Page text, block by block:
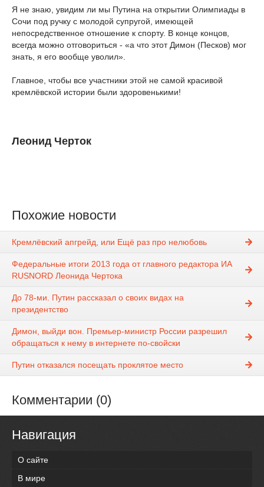
Я не знаю, увидим ли мы Путина на открытии Олимпиады в
Сочи под ручку с молодой супругой, имеющей
непосредственное отношение к спорту. В конце концов,
всегда можно отговориться - «а что этот Димон (Песков) мог
знать, я его вообще уволил».
Главное, чтобы все участники этой не самой красивой
кремлёвской истории были здоровенькими!
Леонид Черток
Похожие новости
Кремлёвский апгрейд, или Ещё раз про нелюбовь
Федеральные итоги 2013 года от главного редактора ИА
RUSNORD Леонида Чертока
До 78-ми. Путин рассказал о своих видах на
президентство
Димон, выйди вон. Премьер-министр России разрешил
обращаться к нему в интернете по-свойски
Путин отказался посещать проклятое место
Комментарии (0)
Навигация
О сайте
В мире